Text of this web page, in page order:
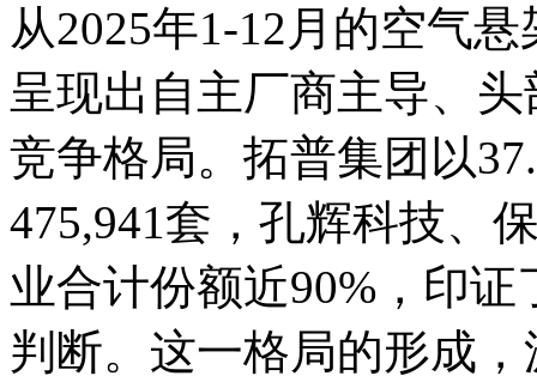
从2025年1-12月的空气
呈现出自主厂商主导、
竞争格局。拓普集团以
475,941套，孔辉科技、
业合计份额近90%，印
判断。这一格局的形成